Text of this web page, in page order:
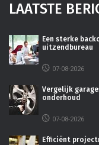
LAATSTE
Een sterke
uitzendbureau
07-08-2026
Vergelijk
onderhoud
07-08-2026
Efficiënt